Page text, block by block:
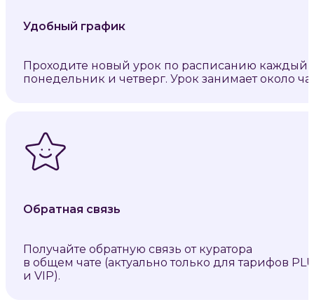
Удобный график
Проходите новый урок по расписанию каждый
понедельник и четверг. Урок занимает около
Обратная связь
Получайте обратную связь от куратора
в общем чате (актуально только для тарифов
и VIP).